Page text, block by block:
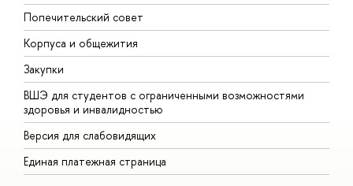
Попечительский совет
Корпуса и общежития
Закупки
ВШЭ для студентов с ограниченными возможностями
здоровья и инвалидностью
Версия для слабовидящих
Единая платежная страница